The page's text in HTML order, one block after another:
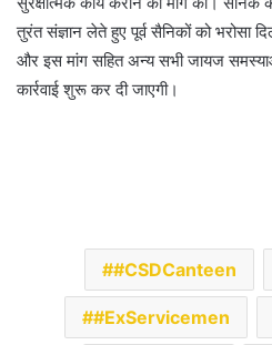
तुरंत संज्ञान लेते हुए पूर्व सैनिकों को भरोसा
और इस मांग सहित अन्य सभी जायज
कार्रवाई शुरू कर दी जाएगी।
#CSDCanteen
#ExServicemen